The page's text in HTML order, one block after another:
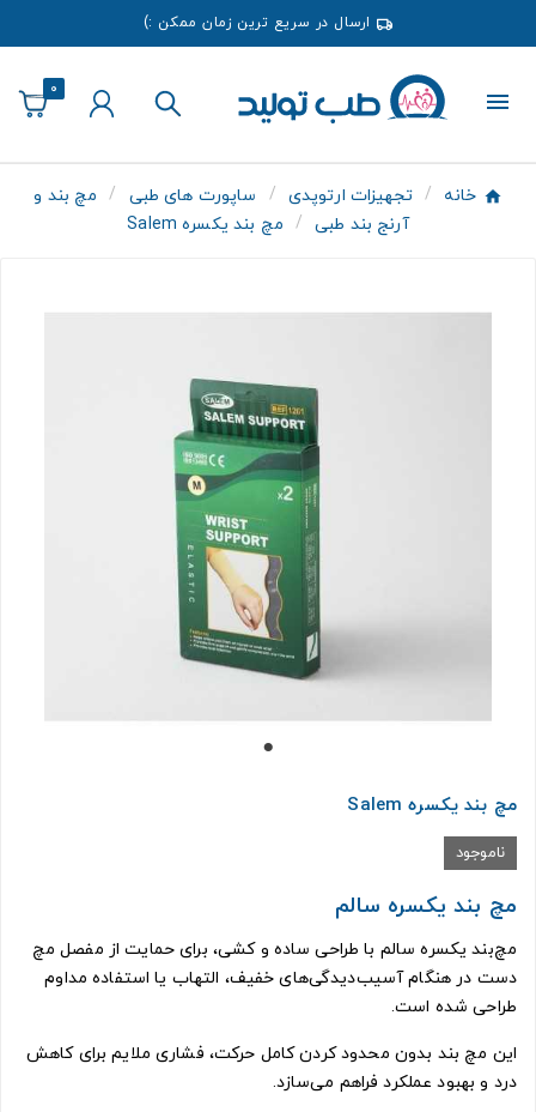
ارسال در سریع ترین زمان ممکن :)
0
خانه تجهیزات ارتوپدی ساپورت های طبی
مچ بند و
آرنج بند طبی
مچ بند يكسره Salem
مچ بند يكسره Salem
ناموجود
مچ بند يكسره سالم
مچ‌بند یکسره سالم با طراحی ساده و کشی، برای حمایت از مفصل مچ
دست در هنگام آسیب‌دیدگی‌های خفیف، التهاب یا استفاده مداوم
طراحی شده است.
این مچ‌ بند بدون محدود کردن کامل حرکت، فشاری ملایم برای کاهش
درد و بهبود عملکرد فراهم می‌سازد.